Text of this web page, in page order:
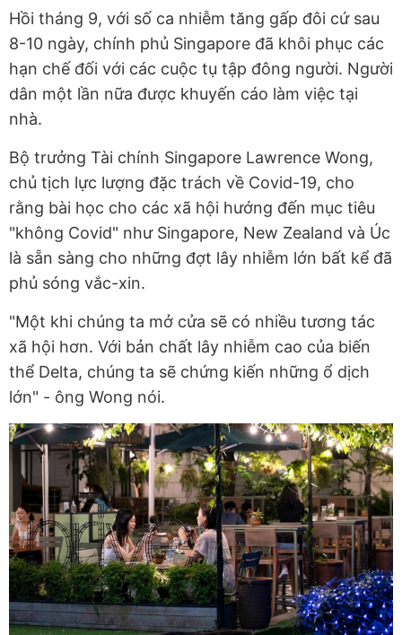
Hồi tháng 9, với số ca nhiễm tăng gấp đôi cứ sau
8-10 ngày, chính phủ Singapore đã khôi phục các
hạn chế đối với các cuộc tụ tập đông người. Người
dân một lần nữa được khuyến cáo làm việc tại
nhà.
Bộ trưởng Tài chính Singapore Lawrence Wong,
chủ tịch lực lượng đặc trách về Covid-19, cho
rằng bài học cho các xã hội hướng đến mục tiêu
"không Covid" như Singapore, New Zealand và Úc
là sẵn sàng cho những đợt lây nhiễm lớn bất kể đã
phủ sóng vắc-xin.
"Một khi chúng ta mở cửa sẽ có nhiều tương tác
xã hội hơn. Với bản chất lây nhiễm cao của biến
thể Delta, chúng ta sẽ chứng kiến những ổ dịch
lớn" - ông Wong nói.